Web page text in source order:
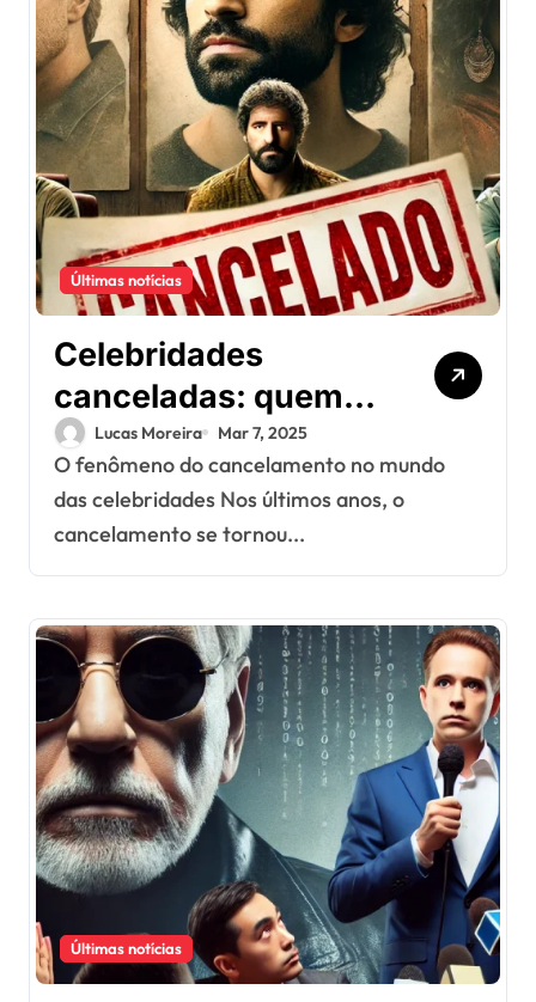
Últimas notícias
Celebridades
canceladas: quem
perdeu contratos
milionários por
polêmicas recentes?
Lucas Moreira Mar 7, 2025
O fenômeno do cancelamento no mundo
das celebridades Nos últimos anos, o
cancelamento se tornou...
Últimas notícias